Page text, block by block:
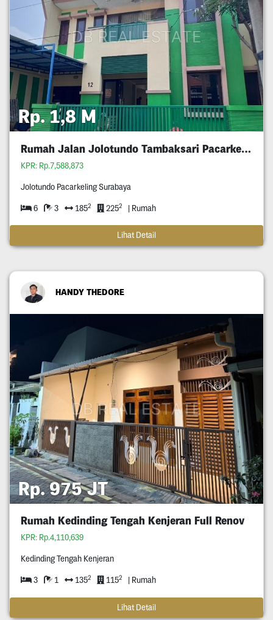
Rp. 1,8 M
Rumah Jalan Jolotundo Tambaksari Pacarkeling
KPR: Rp.7,588,873
Jolotundo Pacarkeling Surabaya
6 3 1852 2252 | Rumah
Lihat Detail
HANDY THEDORE
Rp. 975 JT
Rumah Kedinding Tengah Kenjeran Full Renov
KPR: Rp.4,110,639
Kedinding Tengah Kenjeran
3 1 1352 1152 | Rumah
Lihat Detail